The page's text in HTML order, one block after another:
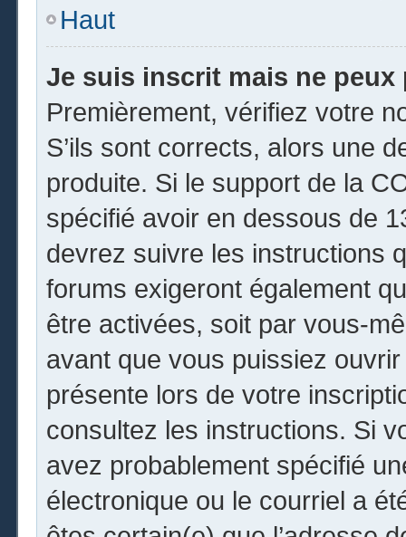
Haut
Je suis inscrit mais ne peux
Premièrement, vérifiez votre
S’ils sont corrects, alors une
produite. Si le support de la
spécifié avoir en dessous de
devrez suivre les instructions
forums exigeront également
être activées, soit par vous-
avant que vous puissiez
présente lors de votre
consultez les instructions. Si
avez probablement spécifié
électronique ou le courriel a